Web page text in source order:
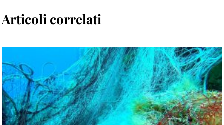
Articoli correlati